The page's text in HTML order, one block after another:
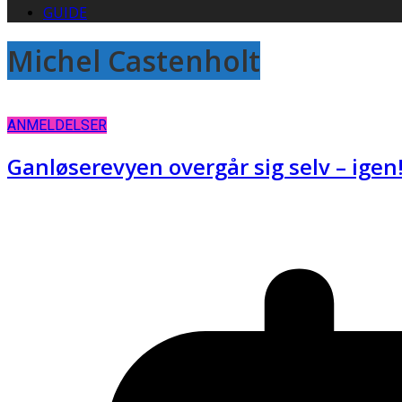
GUIDE
Michel Castenholt
ANMELDELSER
Ganløserevyen overgår sig selv –